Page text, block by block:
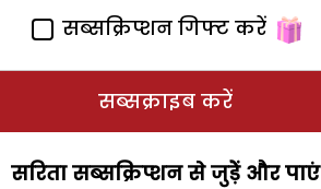
सब्सक्रिप्शन गिफ्ट करें
सब्सक्राइब करें
सरिता सब्सक्रिप्शन से जुड़ेें और पाएं